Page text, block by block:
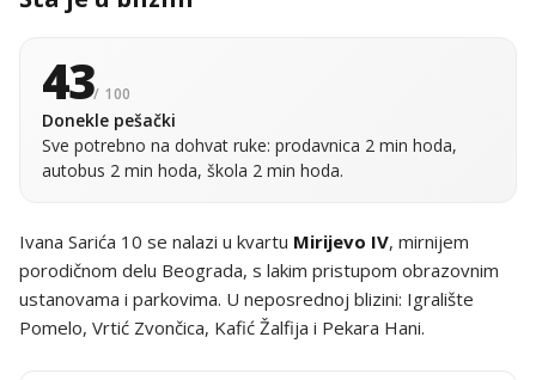
43/ 100
Donekle pešački
Sve potrebno na dohvat ruke: prodavnica 2 min hoda,
autobus 2 min hoda, škola 2 min hoda.
Ivana Sarića 10 se nalazi u kvartu Mirijevo IV, mirnijem
porodičnom delu Beograda, s lakim pristupom obrazovnim
ustanovama i parkovima. U neposrednoj blizini: Igralište
Pomelo, Vrtić Zvončica, Kafić Žalfija i Pekara Hani.